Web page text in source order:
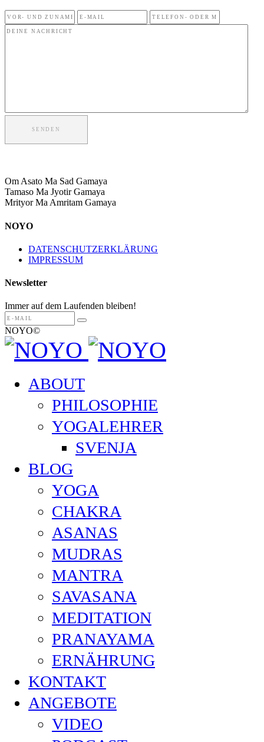
SENDEN
Om Asato Ma Sad Gamaya
Tamaso Ma Jyotir Gamaya
Mrityor Ma Amritam Gamaya
NOYO
DATENSCHUTZERKLÄRUNG
IMPRESSUM
Newsletter
Immer auf dem Laufenden bleiben!
NOYO©
ABOUT
PHILOSOPHIE
YOGALEHRER
SVENJA
BLOG
YOGA
CHAKRA
ASANAS
MUDRAS
MANTRA
SAVASANA
MEDITATION
PRANAYAMA
ERNÄHRUNG
KONTAKT
ANGEBOTE
VIDEO